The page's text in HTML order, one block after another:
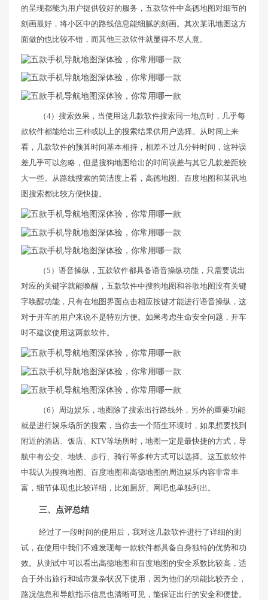
的呈现都能为用户提供较好的服务，五款软件中高德地图对细节的
刻画最好，将小区中的路线信息能细腻的刻画。其次某讯地图这方
面做的也比较不错，而其他三款软件就显得不尽人意。
（4）搜索效果，当使用这几款软件搜索同一地点时，几乎每
款软件都能给出三种或以上的搜索结果供用户选择。从时间上来
看，几款软件的预算时间基本相持，相差不过几分钟时间，这种误
差几乎可以忽略，但是搜狗地图给出的时间误差与其它几款差距较
大一些。从路线搜索的简洁度上看，高德地图、百度地图和某讯地
图搜索都比较方便快捷。
（5）语音操纵，五款软件都具备语音操纵功能，只需要说出
对应的关键字就能唤醒，五款软件中搜狗地图和谷歌地图没有关键
字唤醒功能，只有在地图界面点击相应按键才能进行语音操纵，这
对于开车的用户来说不是特别方便。如果考虑生命安全问题，开车
时不建议使用这两款软件。
（6）周边娱乐，地图除了搜索出行路线外，另外的重要功能
就是进行娱乐场所的搜索，当你去一个陌生环境时，如果想要找到
附近的酒店、饭店、KTV等场所时，地图一定是最快捷的方式，导
航中有公交、地铁、步行、骑行等多种方式可以选择。这五款软件
中我认为搜狗地图、百度地图和高德地图的周边娱乐内容非常丰
富，细节体现也比较详细，比如厕所、网吧也单独列出。
三、点评总结
经过了一段时间的使用后，我对这几款软件进行了详细的测
试，在使用中我们不难发现每一款软件都具备自身独特的优势和功
效。从测试中可以看出高德地图和百度地图的安全系数比较高，适
合于外出旅行和城市复杂状况下使用，因为他们的功能比较齐全，
路况信息和导航指示信息也清晰可见，能保证出行的安全和便捷。